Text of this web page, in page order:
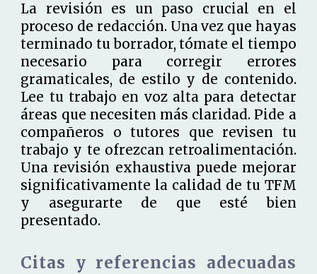
La revisión es un paso crucial en el
proceso de redacción. Una vez que hayas
terminado tu borrador, tómate el tiempo
necesario para corregir errores
gramaticales, de estilo y de contenido.
Lee tu trabajo en voz alta para detectar
áreas que necesiten más claridad. Pide a
compañeros o tutores que revisen tu
trabajo y te ofrezcan retroalimentación.
Una revisión exhaustiva puede mejorar
significativamente la calidad de tu TFM
y asegurarte de que esté bien
presentado.
Citas y referencias adecuadas